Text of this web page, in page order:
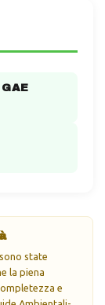
state
la piena
e